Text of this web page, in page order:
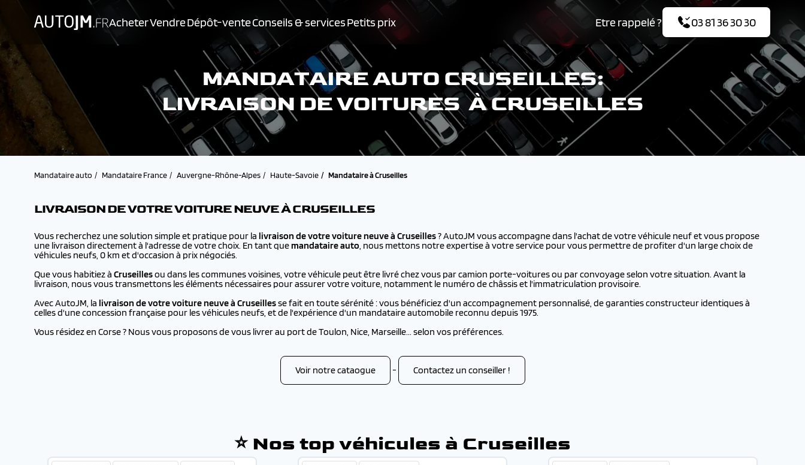
AcheterVendreDépôt-venteConseils & servicesPetits prix Etre rappelé ? 03 81 36 30 30
MANDATAIRE AUTO CRUSEILLES:
LIVRAISON DE VOITURES À CRUSEILLES
Mandataire auto Mandataire France Auvergne-Rhône-Alpes Haute-Savoie Mandataire à Cruseilles
LIVRAISON DE VOTRE VOITURE NEUVE À CRUSEILLES
Vous recherchez une solution simple et pratique pour la livraison de votre voiture neuve à Cruseilles? AutoJM vous accompagne dans l'achat de votre véhicule neuf et vous propose
une livraison directement à l'adresse de votre choix. En tant quemandataire auto, nous mettons notre expertise à votre service pour vous permettre de profiter d'un large choix de
véhicules neufs, 0 km et d'occasion à prix négociés.
Que vous habitiez à Cruseillesou dans les communes voisines, votre véhicule peut être livré chez vous par camion porte-voitures ou par convoyage selon votre situation. Avant la
livraison, nous vous transmettons les éléments nécessaires pour assurer votre voiture, notamment le numéro de châssis et l'immatriculation provisoire.
Avec AutoJM, la livraison de votre voiture neuve à Cruseillesse fait en toute sérénité : vous bénéficiez d'un accompagnement personnalisé, de garanties constructeur identiques à
celles d'une concession française pour les véhicules neufs, et de l'expérience d'un mandataire automobile reconnu depuis 1975.
Vous résidez en Corse ? Nous vous proposons de vous livrer au port de Toulon, Nice, Marseille... selon vos préférences.
Voir notre cataogue - Contactez un conseiller !
⭐ Nos top véhicules à Cruseilles